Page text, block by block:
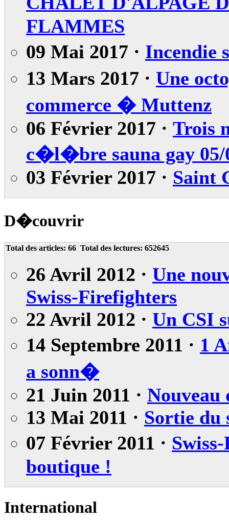
FLAMMES
09 Mai 2017 · Incendie
13 Mars 2017 · Une
commerce � Muttenz
06 Février 2017 · Trois
c�l�bre sauna gay 05/
03 Février 2017 · Saint
D�couvrir
Total des articles: 66 Total des lectures: 652645
26 Avril 2012 · Une
Swiss-Firefighters
22 Avril 2012 · Un CSI
14 Septembre 2011 · 1
a sonn�
21 Juin 2011 · Nouveau
13 Mai 2011 · Sortie du
07 Février 2011 ·
boutique !
International